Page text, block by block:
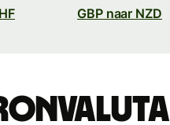
GBP naar NZD